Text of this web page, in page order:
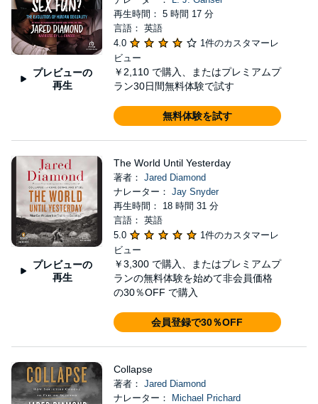
プレビューの
再生
再生時間： 5 時間 17 分
言語： 英語
4.0
1件のカスタマーレ
ビュー
￥2,110 で購入、またはプレミアムプ
ラン30日間無料体験で試す
無料体験を試す
プレビューの
再生
The World Until Yesterday
著者： Jared Diamond
ナレーター： Jay Snyder
再生時間： 18 時間 31 分
言語： 英語
5.0
1件のカスタマーレ
ビュー
￥3,300 で購入、またはプレミアムプ
ランの無料体験を始めて非会員価格
の30％OFF で購入
会員登録で30％OFF
Collapse
著者： Jared Diamond
ナレーター：
Michael Prichard